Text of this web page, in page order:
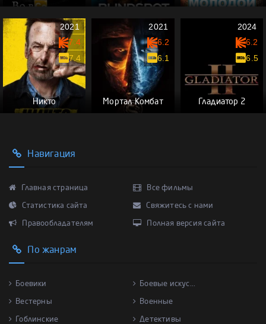
Никто
2021
7.4
7.4
Мортал Комбат
2021
6.2
6.1
Гладиатор 2
2024
6.2
6.5
Навигация
Главная страница Все фильмы
Статистика сайта Свяжитесь с нами
Правообладателям Полная версия сайта
По жанрам
Боевики Боевые искус...
Вестерны Военные
Гоблинские Детективы